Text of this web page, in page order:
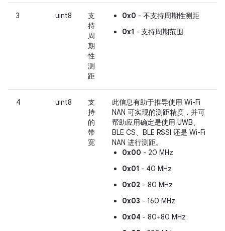
3 uint8
支
持
周
期
性
测
距
0x0 - 不支持周期性测距
0x1 - 支持周期范围
4 uint8
支
持
的
带
宽
此信息有助于推导使用 Wi-Fi
NAN 可实现的测距精度，并可
帮助应用确定是使用 UWB、
BLE CS、BLE RSSI 还是 Wi-Fi
NAN 进行测距。
0x00 - 20 MHz
0x01 - 40 MHz
0x02 - 80 MHz
0x03 - 160 MHz
0x04 - 80+80 MHz